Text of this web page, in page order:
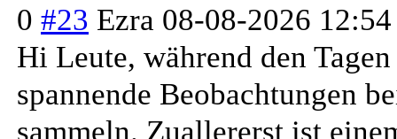
0 #23 Ezra 08-08-2026 12:54
Hi Leute, während den
spannende Beobachtungen
sammeln. Zuallererst ist